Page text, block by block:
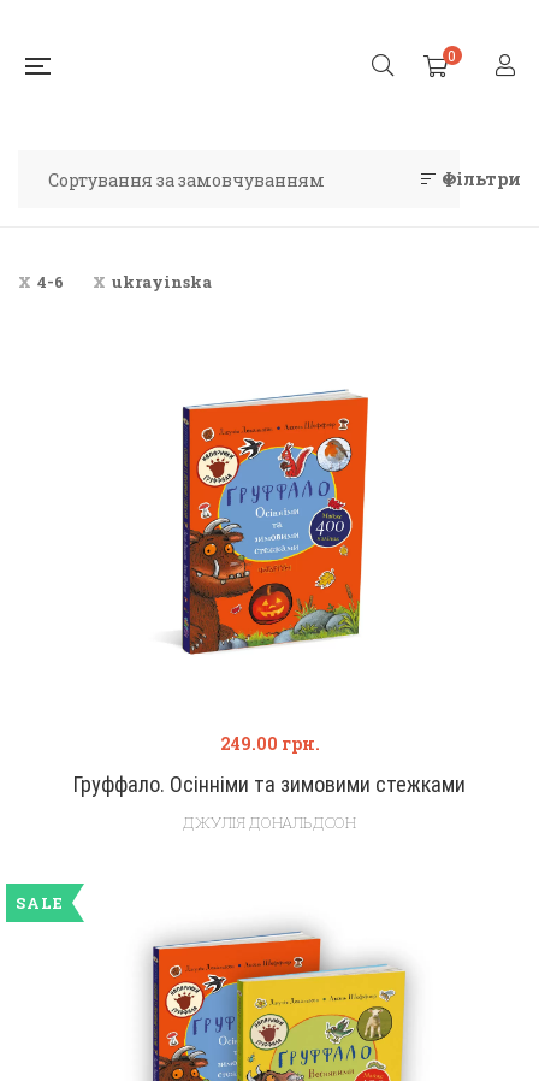
0
Фільтри
4-6 ukrayinska
Груффало. Осінніми та зимовими стежками
249.00 грн.
ДЖУЛІЯ ДОНАЛЬДСОН
SALE